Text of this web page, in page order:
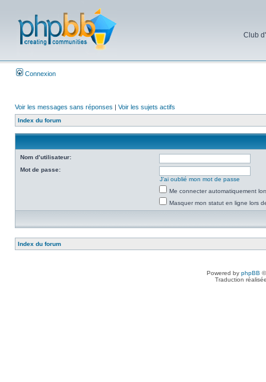
Club
Connexion
Voir les messages sans réponses | Voir les sujets actifs
Index du forum
Nom d’utilisateur:
Mot de passe:
J’ai oublié mon mot de passe
Me connecter automatiquement
Masquer mon statut en ligne lors
Index du forum
Powered by phpBB
Traduction